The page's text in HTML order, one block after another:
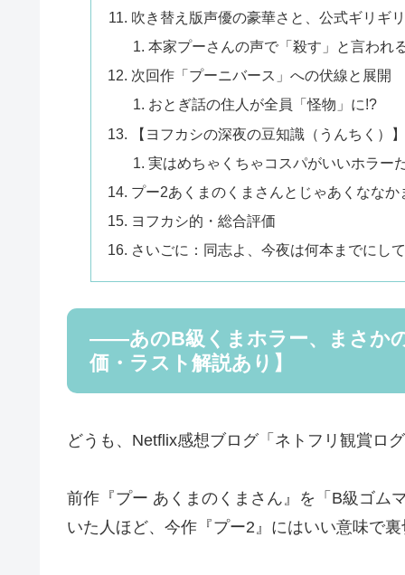
吹き替え版声優の豪華さと、公式ギリギ
本家プーさんの声で「殺す」と言われ
次回作「プーニバース」への伏線と展開
おとぎ話の住人が全員「怪物」に!?
【ヨフカシの深夜の豆知識（うんちく）】
実はめちゃくちゃコスパがいいホラー
プー2あくまのくまさんとじゃあくなな
ヨフカシ的・総合評価
さいごに：同志よ、今夜は何本までにし
――あのB級くまホラー、まさか
価・ラスト解説あり】
どうも、Netflix感想ブログ「ネトフリ観賞ロ
前作『プー あくまのくまさん』を「B級ゴム
いた人ほど、今作『プー2』にはいい意味で